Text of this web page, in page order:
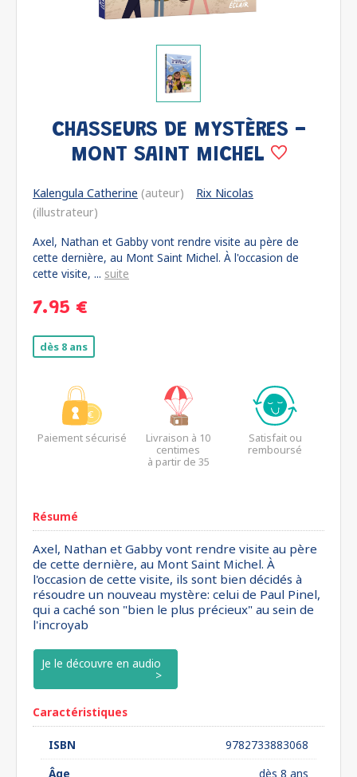
CHASSEURS DE MYSTÈRES -
MONT SAINT MICHEL
Kalengula Catherine (auteur)
Rix Nicolas
(illustrateur)
Axel, Nathan et Gabby vont rendre visite au père de
cette dernière, au Mont Saint Michel. À l'occasion de
cette visite, ... suite
7.95 €
dès 8 ans
Paiement sécurisé
Livraison à 10
centimes
à partir de 35
Satisfait ou
remboursé
Résumé
Axel, Nathan et Gabby vont rendre visite au père
de cette dernière, au Mont Saint Michel. À
l'occasion de cette visite, ils sont bien décidés à
résoudre un nouveau mystère: celui de Paul Pinel,
qui a caché son "bien le plus précieux" au sein de
l'incroyab
Je le découvre en audio
Caractéristiques
ISBN
9782733883068
Âge
dès 8 ans